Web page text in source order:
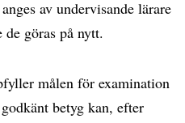
av undervisande lärare
de göras på nytt.
målen för examination
betyg kan, efter